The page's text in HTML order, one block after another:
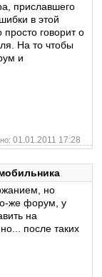
приславшего
в этой
говорит о
На то чтобы
и
01.01.2011 17:28
но
же форум, у
на
после таких